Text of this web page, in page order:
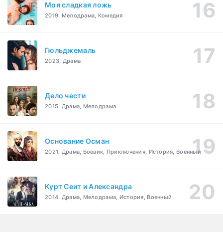
Моя сладкая ложь
2019, Мелодрама, Комедия
Гюльджемаль
2023, Драма
Дело чести
2015, Драма, Мелодрама
Основание Осман
2021, Драма, Боевик, Приключения, История, Военный
Курт Сеит и Александра
2014, Драма, Мелодрама, История, Военный